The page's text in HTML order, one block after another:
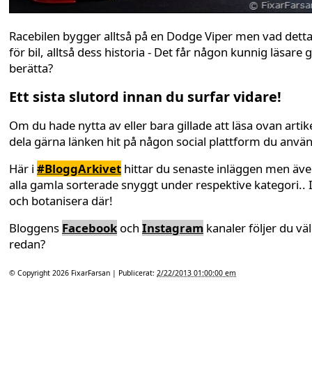
Racebilen bygger alltså på en Dodge Viper men vad
för bil, alltså dess historia - Det får någon kunnig läsare
berätta?
Ett sista slutord innan du surfar vidare!
Om du hade nytta av eller bara gillade att läsa ovan
dela gärna länken hit på någon social plattform du
Här i #BloggArkivet hittar du senaste inläggen men
alla gamla sorterade snyggt under respektive kategori..
och botanisera där!
Bloggens Facebookoch Instagram kanaler följer du väl
redan?
© Copyright 2026 FixarFarsan | Publicerat: 2/22/2013 01:00:00 em